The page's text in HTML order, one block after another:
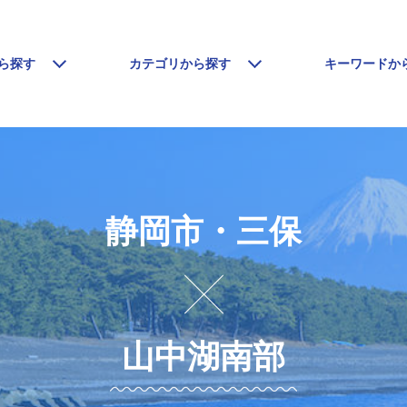
探す カテゴリから探す キーワードか
静岡市・三保
山中湖南部